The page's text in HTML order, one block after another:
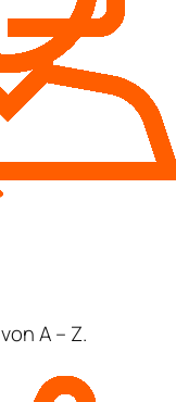
A – Z.